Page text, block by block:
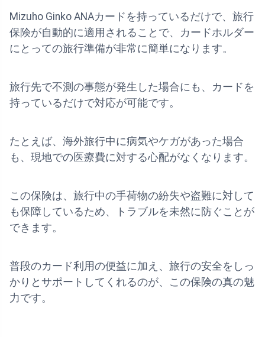
Mizuho Ginko ANAカードを持っているだけで、旅行
保険が自動的に適用されることで、カードホルダー
にとっての旅行準備が非常に簡単になります。
旅行先で不測の事態が発生した場合にも、カードを
持っているだけで対応が可能です。
たとえば、海外旅行中に病気やケガがあった場合
も、現地での医療費に対する心配がなくなります。
この保険は、旅行中の手荷物の紛失や盗難に対して
も保障しているため、トラブルを未然に防ぐことが
できます。
普段のカード利用の便益に加え、旅行の安全をしっ
かりとサポートしてくれるのが、この保険の真の魅
力です。